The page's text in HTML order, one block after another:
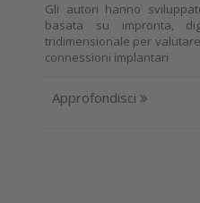
Gli autori hanno
basata su impronta,
tridimensionale per
connessioni implantari
Approfondisci